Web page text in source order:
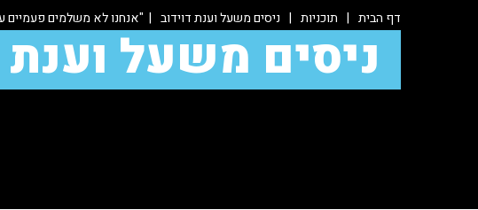
דף הבית | תוכניות | ניסים משעל וענת דוידוב | "אנחנו לא משלמים פעמיים
ניסים משעל וענת